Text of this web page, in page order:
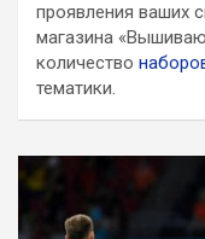
проявления ваших
магазина
количество
тематики.